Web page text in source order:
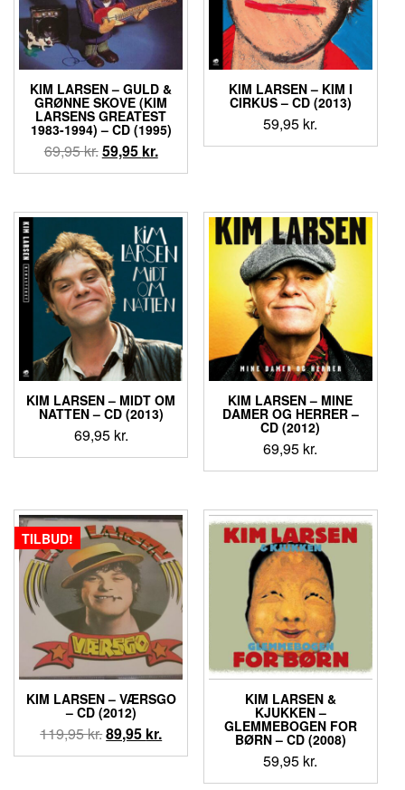
KIM LARSEN ‎– GULD &
GRØNNE SKOVE (KIM
LARSENS GREATEST
1983-1994) – CD (1995)
69,95kr.Den
oprindelige
var:
69,95 kr..
59,95 kr.Den
aktuelle
er:
59,95 kr..
KIM LARSEN ‎– KIM I
CIRKUS – CD (2013)
59,95 kr.
KIM LARSEN ‎– MIDT OM
NATTEN – CD (2013)
69,95 kr.
KIM LARSEN ‎– MINE
DAMER OG HERRER –
CD (2012)
69,95 kr.
TILBUD!
KIM LARSEN ‎– VÆRSGO
– CD (2012)
119,95kr.Den
oprindelige
89,95 kr.Den
aktuelle
KIM LARSEN &
KJUKKEN ‎–
GLEMMEBOGEN FOR
BØRN – CD (2008)
59,95 kr.